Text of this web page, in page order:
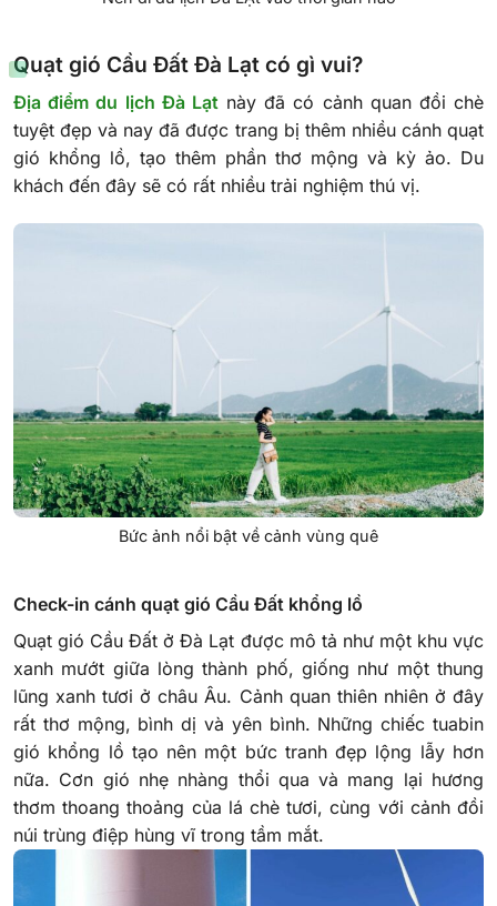
Quạt gió Cầu Đất Đà Lạt có gì vui?
Địa điểm du lịch Đà Lạt này đã có cảnh quan đồi chè
tuyệt đẹp và nay đã được trang bị thêm nhiều cánh quạt
gió khổng lồ, tạo thêm phần thơ mộng và kỳ ảo. Du
khách đến đây sẽ có rất nhiều trải nghiệm thú vị.
Bức ảnh nổi bật về cảnh vùng quê
Check-in cánh quạt gió Cầu Đất khổng lồ
Quạt gió Cầu Đất ở Đà Lạt được mô tả như một khu vực
xanh mướt giữa lòng thành phố, giống như một thung
lũng xanh tươi ở châu Âu. Cảnh quan thiên nhiên ở đây
rất thơ mộng, bình dị và yên bình. Những chiếc tuabin
gió khổng lồ tạo nên một bức tranh đẹp lộng lẫy hơn
nữa. Cơn gió nhẹ nhàng thổi qua và mang lại hương
thơm thoang thoảng của lá chè tươi, cùng với cảnh đồi
núi trùng điệp hùng vĩ trong tầm mắt.